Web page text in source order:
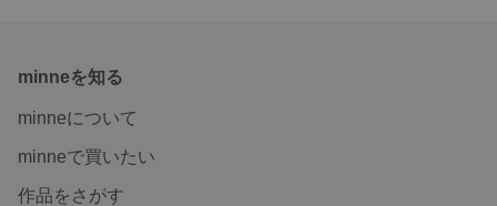
minneを知る
minneについて
minneで買いたい
作品をさがす